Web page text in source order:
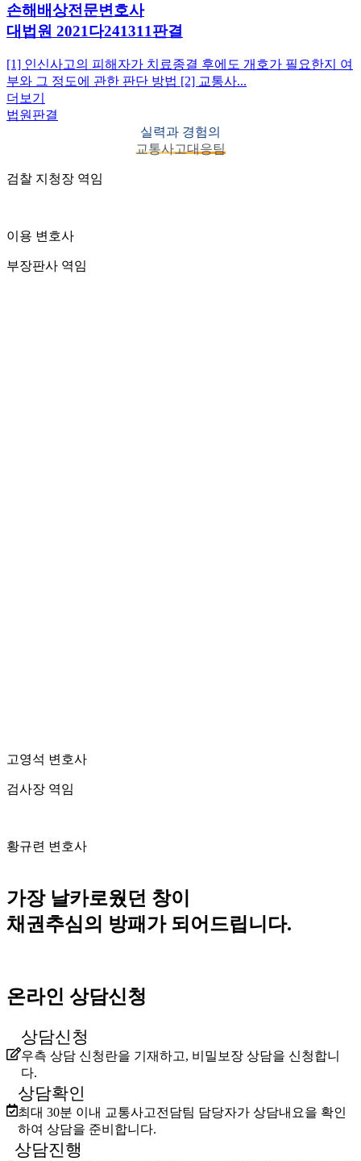
손해배상전문변호사
대법원 2021다241311판결
[1] 인신사고의 피해자가 치료종결 후에도 개호가 필요한지 여
부와 그 정도에 관한 판단 방법 [2] 교통사...
더보기
법원판결
실력과 경험의
교통사고대응팀
검찰 지청장 역임
이용 변호사
부장판사 역임
고영석 변호사
검사장 역임
황규련 변호사
가장 날카로웠던 창이
채권추심의 방패가 되어드립니다.
온라인 상담신청
상담신청
우측 상담 신청란을 기재하고, 비밀보장 상담을 신청합니
다.
상담확인
최대 30분 이내 교통사고전담팀 담당자가 상담내요을 확인
하여 상담을 준비합니다.
상담진행